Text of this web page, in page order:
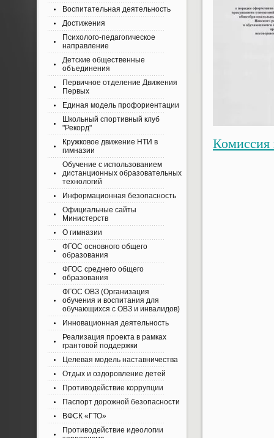
Комиссия
Воспитательная деятельность
Достижения
Психолого-педагогическое
направление
Детские общественные
объединения
Первичное отделение Движения
Первых
Единая модель профориентации
Школьный спортивный клуб
"Рекорд"
Кружковое движение НТИ в
гимназии
Обучение с использованием
дистанционных образовательных
технологий
Информационная безопасность
Официальные сайты
Министерств
О гимназии
ФГОС основного общего
образования
ФГОС среднего общего
образования
ФГОС ОВЗ (Организация
обучения и воспитания для
обучающихся с ОВЗ и инвалидов)
Инновационная деятельность
Реализация проекта в рамках
грантовой поддержки
Целевая модель наставничества
Отдых и оздоровление детей
Противодействие коррупции
Паспорт дорожной безопасности
ВФСК «ГТО»
Противодействие идеологии